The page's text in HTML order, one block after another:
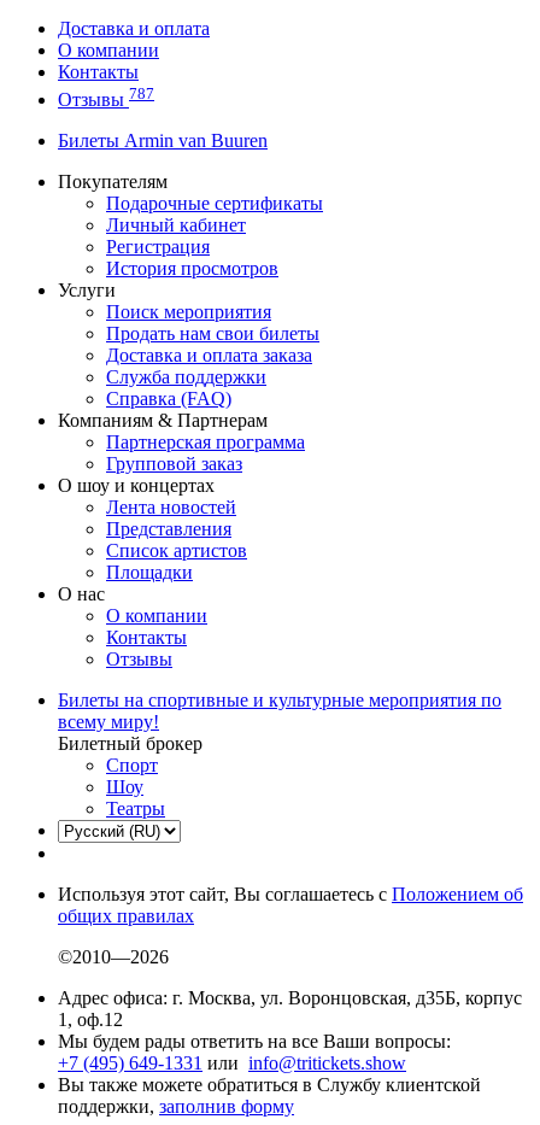
Доставка и оплата
О компании
Контакты
Отзывы 787
Билеты Armin van Buuren
Покупателям
Подарочные сертификаты
Личный кабинет
Регистрация
История просмотров
Услуги
Поиск мероприятия
Продать нам свои билеты
Доставка и оплата заказа
Служба поддержки
Справка (FAQ)
Компаниям & Партнерам
Партнерская программа
Групповой заказ
О шоу и концертах
Лента новостей
Представления
Список артистов
Площадки
О нас
О компании
Контакты
Отзывы
Билеты на спортивные и культурные мероприятия по
всему миру!
Билетный брокер
Спорт
Шоу
Театры
Используя этот сайт, Вы соглашаетесь с Положением об
общих правилах
©2010—2026
Адрес офиса: г. Москва, ул. Воронцовская, д35Б, корпус
1, оф.12
Мы будем рады ответить на все Ваши вопросы:
+7 (495) 649-1331 или info@tritickets.show
Вы также можете обратиться в Службу клиентской
поддержки, заполнив форму